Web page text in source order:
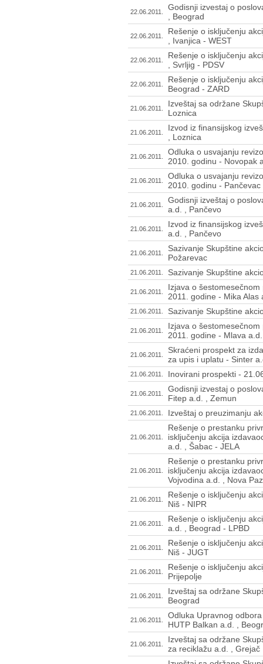
22.06.2011.
Godisnji izvestaj o
, Beograd
22.06.2011.
Rešenje o isključenju
, Ivanjica - WEST
22.06.2011.
Rešenje o isključenju
, Svrljig - PDSV
22.06.2011.
Rešenje o isključenju
Beograd - ZARD
21.06.2011.
Izveštaj sa održane
Loznica
21.06.2011.
Izvod iz finansijskog
, Loznica
21.06.2011.
Odluka o usvajanju
2010. godinu - Novopak
21.06.2011.
Odluka o usvajanju
2010. godinu -
21.06.2011.
Godisnji izveštaj o
a.d. , Pančevo
21.06.2011.
Izvod iz finansijskog
a.d. , Pančevo
21.06.2011.
Sazivanje Skupštine
Požarevac
21.06.2011. Sazivanje Skupštine
21.06.2011.
Izjava o
2011. godine - Mika Alas
21.06.2011. Sazivanje Skupštine
21.06.2011.
Izjava o
2011. godine - Mlava
21.06.2011.
Skraćeni prospekt za
za upis i uplatu - Sinter
21.06.2011. Inovirani prospekti -
21.06.2011.
Godisnji izvestaj o
Fitep a.d. , Zemun
21.06.2011. Izveštaj o preuzimanju
21.06.2011.
Rešenje o prestanku
isključenju akcija
a.d. , Šabac - JELA
21.06.2011.
Rešenje o prestanku
isključenju akcija
Vojvodina a.d. , Nova
21.06.2011.
Rešenje o isključenju
Niš - NIPR
21.06.2011.
Rešenje o isključenju
a.d. , Beograd - LPBD
21.06.2011.
Rešenje o isključenju
Niš - JUGT
21.06.2011.
Rešenje o isključenju
Prijepolje
21.06.2011.
Izveštaj sa održane
Beograd
21.06.2011.
Odluka Upravnog
HUTP Balkan a.d. ,
21.06.2011.
Izveštaj sa održane
za reciklažu a.d. , Grejač